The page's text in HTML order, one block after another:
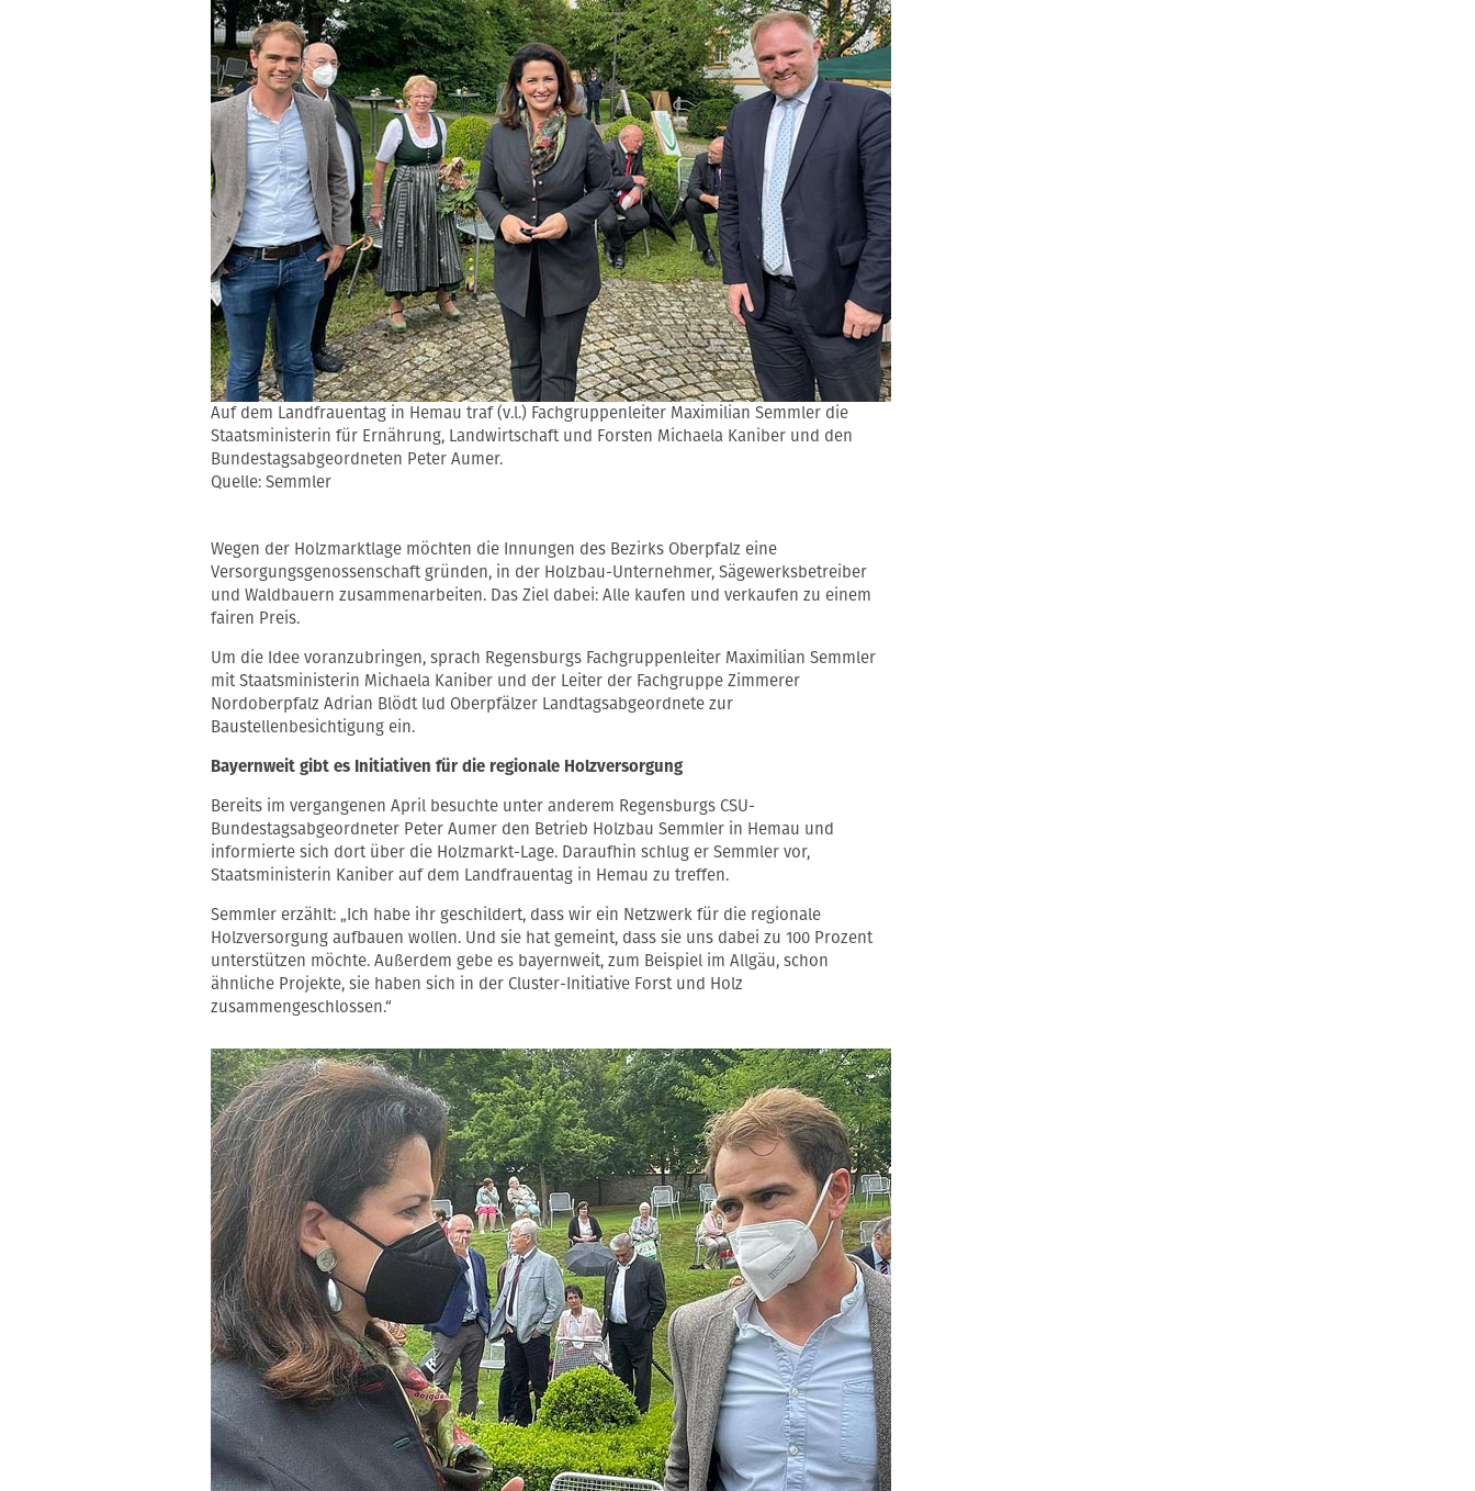
Auf dem Landfrauentag in Hemau traf (v.l.) Fachgruppenleiter Maximilian Semmler die
Staatsministerin für Ernährung, Landwirtschaft und Forsten Michaela Kaniber und den
Bundestagsabgeordneten Peter Aumer.
Quelle: Semmler
Wegen der Holzmarktlage möchten die Innungen des Bezirks Oberpfalz eine
Versorgungsgenossenschaft gründen, in der Holzbau-Unternehmer, Sägewerksbetreiber
und Waldbauern zusammenarbeiten. Das Ziel dabei: Alle kaufen und verkaufen zu einem
fairen Preis.
Um die Idee voranzubringen, sprach Regensburgs Fachgruppenleiter Maximilian Semmler
mit Staatsministerin Michaela Kaniber und der Leiter der Fachgruppe Zimmerer
Nordoberpfalz Adrian Blödt lud Oberpfälzer Landtagsabgeordnete zur
Baustellenbesichtigung ein.
Bayernweit gibt es Initiativen für die regionale Holzversorgung
Bereits im vergangenen April besuchte unter anderem Regensburgs CSU-
Bundestagsabgeordneter Peter Aumer den Betrieb Holzbau Semmler in Hemau und
informierte sich dort über die Holzmarkt-Lage. Daraufhin schlug er Semmler vor,
Staatsministerin Kaniber auf dem Landfrauentag in Hemau zu treffen.
Semmler erzählt: „Ich habe ihr geschildert, dass wir ein Netzwerk für die regionale
Holzversorgung aufbauen wollen. Und sie hat gemeint, dass sie uns dabei zu 100 Prozent
unterstützen möchte. Außerdem gebe es bayernweit, zum Beispiel im Allgäu, schon
ähnliche Projekte, sie haben sich in der Cluster-Initiative Forst und Holz
zusammengeschlossen.“